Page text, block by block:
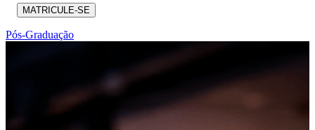
MATRICULE-SE
Pós-Graduação